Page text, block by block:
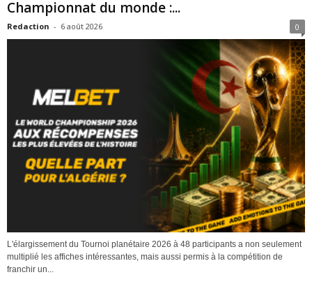
Championnat du monde :...
Redaction - 6 août 2026 0
L'élargissement du Tournoi planétaire 2026 à 48 participants a non seulement
multiplié les affiches intéressantes, mais aussi permis à la compétition de
franchir un...